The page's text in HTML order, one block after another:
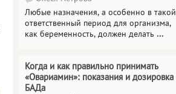
Любые назначения, а особенно в такой
ответственный период для организма,
как беременность, должен делать ...
Когда и как правильно принимать
«Овариамин»: показания и дозировка
БАДа